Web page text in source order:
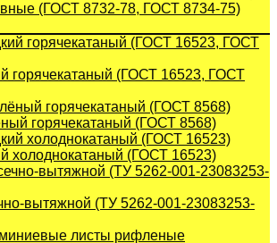
(ГОСТ 8732-78, ГОСТ 8734-75)
горячекатаный (ГОСТ 16523, ГОСТ
горячекатаный (ГОСТ 8568)
холоднокатаный (ГОСТ 16523)
вытяжной (ТУ 5262-001-23083253-